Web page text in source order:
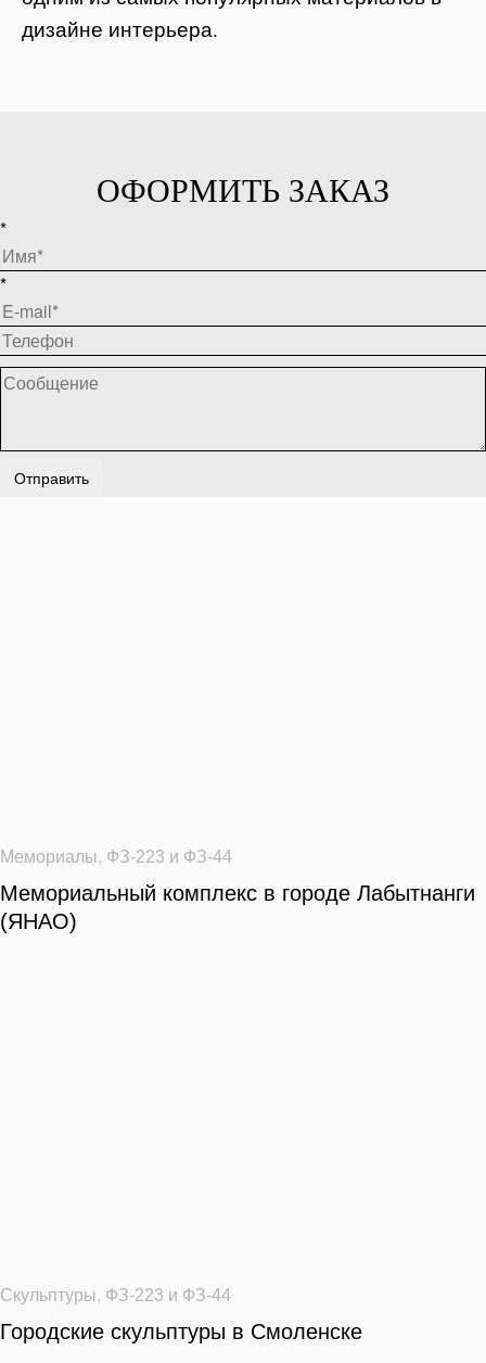
дизайне интерьера.
ОФОРМИТЬ ЗАКАЗ
*
*
Отправить
Мемориалы, ФЗ-223 и ФЗ-44
Мемориальный комплекс в городе Лабытнанги
(ЯНАО)
Скульптуры, ФЗ-223 и ФЗ-44
Городские скульптуры в Смоленске